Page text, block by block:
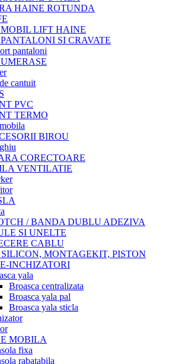
HAINE ROTUNDA
MOBIL LIFT HAINE
SI CRAVATE
pantaloni
cantuit
PVC
TERMO
BIROU
CORECTOARE
VENTILATIE
/ BANDA DUBLU ADEZIVA
SI UNELTE
CABLU
MONTAGEKIT, PISTON
INCHIZATORI
yala
Broasca centralizata
Broasca yala pal
Broasca yala sticla
MOBILA
fixa
rabatabila